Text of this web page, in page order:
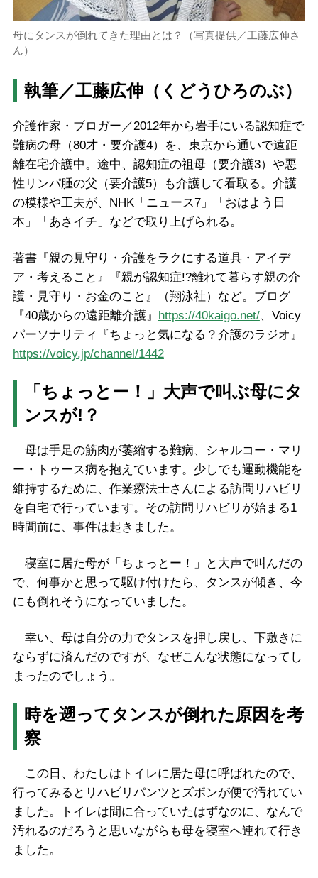
母にタンスが倒れてきた理由とは？（写真提供／工藤広伸さ
ん）
執筆／工藤広伸（くどうひろのぶ）
介護作家・ブロガー／2012年から岩手にいる認知症で
難病の母（80才・要介護4）を、東京から通いで遠距
離在宅介護中。途中、認知症の祖母（要介護3）や悪
性リンパ腫の父（要介護5）も介護して看取る。介護
の模様や工夫が、NHK「ニュース7」「おはよう日
本」「あさイチ」などで取り上げられる。
著書『親の見守り・介護をラクにする道具・アイデ
ア・考えること』『親が認知症!?離れて暮らす親の介
護・見守り・お金のこと』（翔泳社）など。ブログ
『40歳からの遠距離介護』 https://40kaigo.net/、Voicy
パーソナリティ『ちょっと気になる？介護のラジオ』
https://voicy.jp/channel/1442
「ちょっとー！」大声で叫ぶ母にタ
ンスが!？
母は手足の筋肉が萎縮する難病、シャルコー・マリ
ー・トゥース病を抱えています。少しでも運動機能を
維持するために、作業療法士さんによる訪問リハビリ
を自宅で行っています。その訪問リハビリが始まる1
時間前に、事件は起きました。
寝室に居た母が「ちょっとー！」と大声で叫んだの
で、何事かと思って駆け付けたら、タンスが傾き、今
にも倒れそうになっていました。
幸い、母は自分の力でタンスを押し戻し、下敷きに
ならずに済んだのですが、なぜこんな状態になってし
まったのでしょう。
時を遡ってタンスが倒れた原因を考
察
この日、わたしはトイレに居た母に呼ばれたので、
行ってみるとリハビリパンツとズボンが便で汚れてい
ました。トイレは間に合っていたはずなのに、なんで
汚れるのだろうと思いながらも母を寝室へ連れて行き
ました。